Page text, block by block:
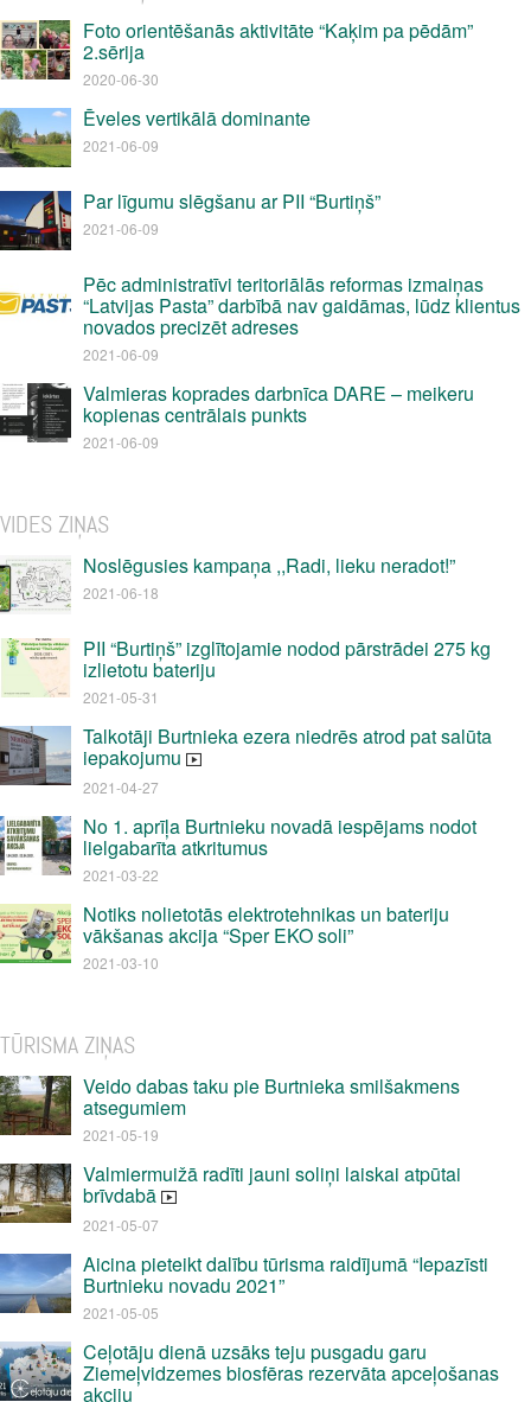
Foto orientēšanās aktivitāte “Kaķim pa pēdām”
2.sērija
2020-06-30
Ēveles vertikālā dominante
2021-06-09
Par līgumu slēgšanu ar PII “Burtiņš”
2021-06-09
Pēc administratīvi teritoriālās reformas izmaiņas
“Latvijas Pasta” darbībā nav gaidāmas, lūdz klientus
novados precizēt adreses
2021-06-09
Valmieras koprades darbnīca DARE – meikeru
kopienas centrālais punkts
2021-06-09
VIDES ZIŅAS
Noslēgusies kampaņa ,,Radi, lieku neradot!”
2021-06-18
PII “Burtiņš” izglītojamie nodod pārstrādei 275 kg
izlietotu bateriju
2021-05-31
Talkotāji Burtnieka ezera niedrēs atrod pat salūta
iepakojumu
2021-04-27
No 1. aprīļa Burtnieku novadā iespējams nodot
lielgabarīta atkritumus
2021-03-22
Notiks nolietotās elektrotehnikas un bateriju
vākšanas akcija “Sper EKO soli”
2021-03-10
TŪRISMA ZIŅAS
Veido dabas taku pie Burtnieka smilšakmens
atsegumiem
2021-05-19
Valmiermuižā radīti jauni soliņi laiskai atpūtai
brīvdabā
2021-05-07
Aicina pieteikt dalību tūrisma raidījumā “Iepazīsti
Burtnieku novadu 2021”
2021-05-05
Ceļotāju dienā uzsāks teju pusgadu garu
Ziemeļvidzemes biosfēras rezervāta apceļošanas
akciju